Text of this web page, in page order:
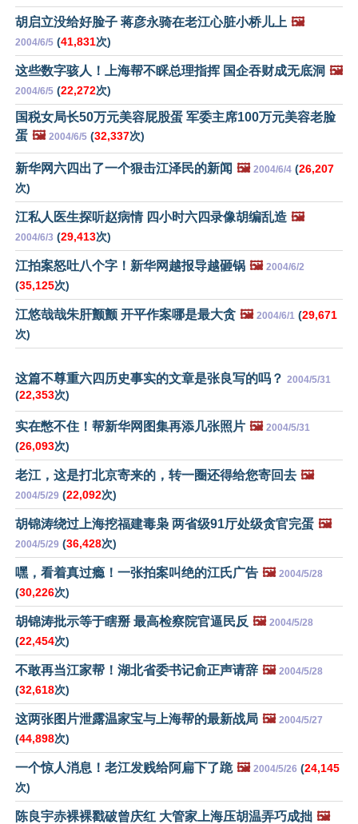
胡启立没给好脸子 蒋彦永骑在老江心脏小桥儿上 🖼️
2004/6/5 (41,831次)
这些数字骇人！上海帮不睬总理指挥 国企吞财成无底洞 🖼️
2004/6/5 (22,272次)
国税女局长50万元美容屁股蛋 军委主席100万元美容老脸
蛋 🖼️ 2004/6/5 (32,337次)
新华网六四出了一个狠击江泽民的新闻 🖼️ 2004/6/4 (26,207
次)
江私人医生探听赵病情 四小时六四录像胡编乱造 🖼️
2004/6/3 (29,413次)
江拍案怒吐八个字！新华网越报导越砸锅 🖼️ 2004/6/2
(35,125次)
江悠哉哉朱肝颤颤 开平作案哪是最大贪 🖼️ 2004/6/1 (29,671
次)
这篇不尊重六四历史事实的文章是张良写的吗？ 2004/5/31
(22,353次)
实在憋不住！帮新华网图集再添几张照片 🖼️ 2004/5/31
(26,093次)
老江，这是打北京寄来的，转一圈还得给您寄回去 🖼️
2004/5/29 (22,092次)
胡锦涛绕过上海挖福建毒枭 两省级91厅处级贪官完蛋 🖼️
2004/5/29 (36,428次)
嘿，看着真过瘾！一张拍案叫绝的江氏广告 🖼️ 2004/5/28
(30,226次)
胡锦涛批示等于瞎掰 最高检察院官逼民反 🖼️ 2004/5/28
(22,454次)
不敢再当江家帮！湖北省委书记俞正声请辞 🖼️ 2004/5/28
(32,618次)
这两张图片泄露温家宝与上海帮的最新战局 🖼️ 2004/5/27
(44,898次)
一个惊人消息！老江发贱给阿扁下了跪 🖼️ 2004/5/26 (24,145
次)
陈良宇赤裸裸戳破曾庆红 大管家上海压胡温弄巧成拙 🖼️